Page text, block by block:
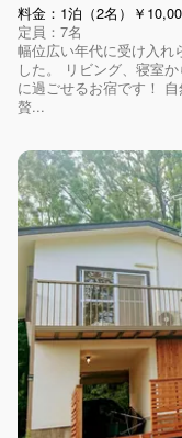
料金：1泊（2名）￥
定員：7名
幅位広い年代に受け入れ
した。 リビング、寝室
に過ごせるお宿です！
贅...